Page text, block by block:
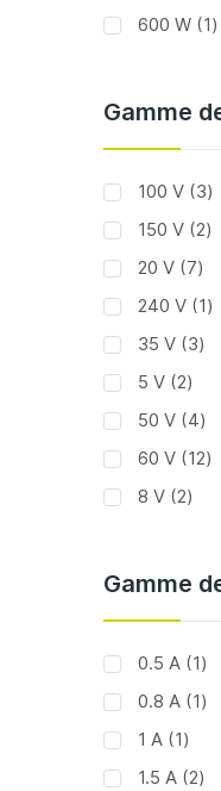
600 W 1
Gamme
100 V 3
150 V 2
20 V 7
240 V 1
35 V 3
5 V 2
50 V 4
60 V 12
8 V 2
Gamme
0.5 A 1
0.8 A 1
1 A 1article
1.5 A 2